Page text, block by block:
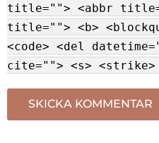
title=""> <abbr
title=""> <b>
<code> <del
cite=""> <s> <strike>